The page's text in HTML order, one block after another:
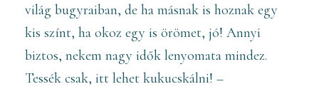
világ bugyraiban, de ha másnak is hoznak egy
kis színt, ha okoz egy is örömet, jó! Annyi
biztos, nekem nagy idők lenyomata mindez.
Tessék csak, itt lehet kukucskálni! –